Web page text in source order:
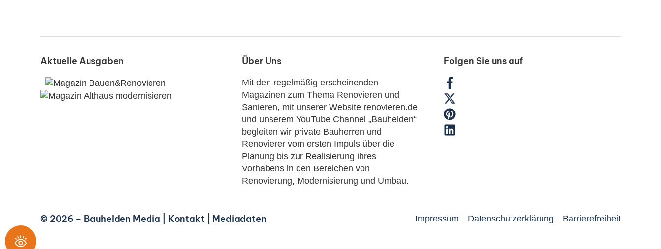
Aktuelle Ausgaben Über Uns
Mit den regelmäßig erscheinenden
Magazinen zum Thema Renovieren und
Sanieren, mit unserer Website renovieren.de
und unserem YouTube Channel „Bauhelden“
begleiten wir private Bauherren und
Renovierer vom ersten Impuls über die
Planung bis zur Realisierung ihres
Vorhabens in den Bereichen von
Renovierung, Modernisierung und Umbau.
Folgen Sie uns auf
© 2026 – Bauhelden Media Kontakt Mediadaten Impressum Datenschutzerklärung Barrierefreiheit